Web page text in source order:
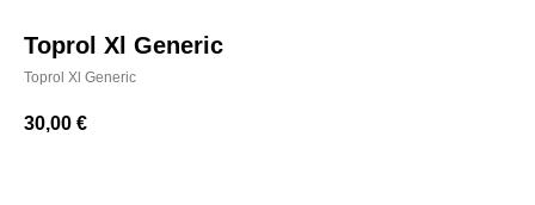
Toprol Xl Generic
Toprol Xl Generic
30,00 €